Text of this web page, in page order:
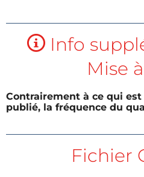
Info
Mise
Contrairement à ce qui
publié, la fréquence du
Fichier